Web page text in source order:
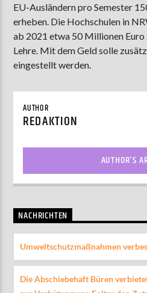
ZU HÖREN INMünster90,9
EU-Ausländern pro Semester
erheben. Die Hochschulen in
ab 2021 etwa 50 Millionen Euro
Lehre. Mit dem Geld solle
eingestellt werden.
AUTHOR
REDAKTION
AUTHOR'S
NACHRICHTEN
Umweltschutzmaßnahmen
Die Abschiebehaft Büren